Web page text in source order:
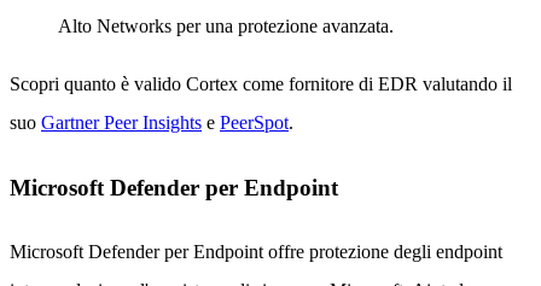
Alto Networks per una protezione avanzata.
Scopri quanto è valido Cortex come fornitore di EDR valutando il
suo Gartner Peer Insights e PeerSpot.
Microsoft Defender per Endpoint
Microsoft Defender per Endpoint offre protezione degli endpoint